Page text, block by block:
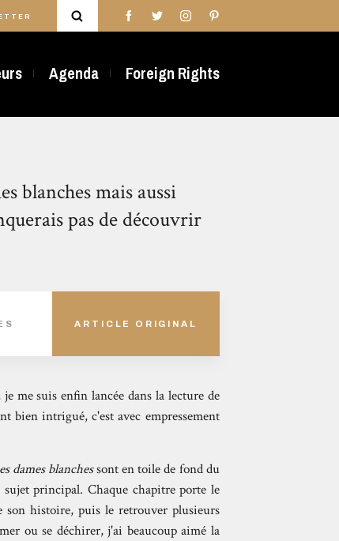
Agenda Foreign Rights
blanches mais aussi
pas de découvrir
ARTICLE ORIGINAL
me suis enfin lancée dans la lecture de
bien intrigué, c'est avec empressement
dames blanchessont en toile de fond du
principal. Chaque chapitre porte le
histoire, puis le retrouver plusieurs
ou se déchirer, j'ai beaucoup aimé la